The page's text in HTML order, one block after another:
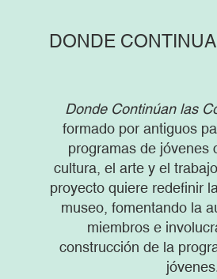
DONDE
Donde Continúan las
formado por antiguos
programas de jóvenes
cultura, el arte y el
proyecto quiere redefinir
museo, fomentando la
miembros e
construcción de la